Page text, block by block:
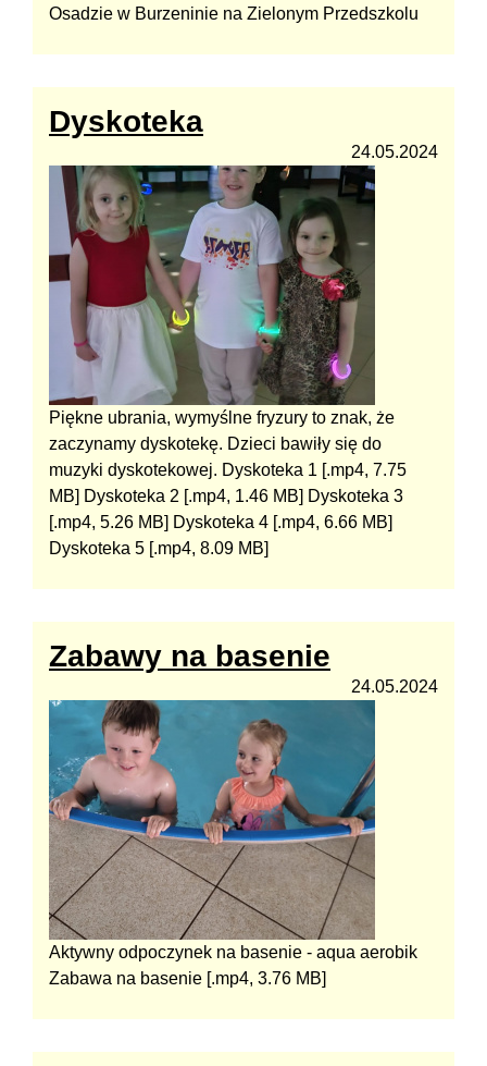
Osadzie w Burzeninie na Zielonym Przedszkolu
Dyskoteka
24.05.2024
Piękne ubrania, wymyślne fryzury to znak, że
zaczynamy dyskotekę. Dzieci bawiły się do
muzyki dyskotekowej. Dyskoteka 1 [.mp4, 7.75
MB] Dyskoteka 2 [.mp4, 1.46 MB] Dyskoteka 3
[.mp4, 5.26 MB] Dyskoteka 4 [.mp4, 6.66 MB]
Dyskoteka 5 [.mp4, 8.09 MB]
Zabawy na basenie
24.05.2024
Aktywny odpoczynek na basenie - aqua aerobik
Zabawa na basenie [.mp4, 3.76 MB]